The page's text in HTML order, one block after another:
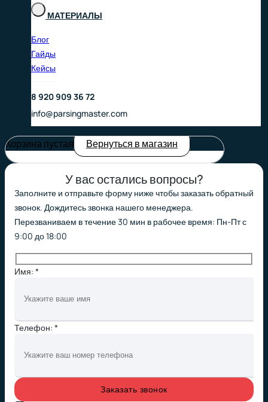
МАТЕРИАЛЫ
Блог
Гайды
Кейсы
8 920 909 36 72
info@parsingmaster.com
Корзина пустая Вернуться в магазин
У вас остались вопросы?
Заполните и отправьте форму ниже чтобы заказать обратный
звонок. Дождитесь звонка нашего менеджера.
Перезваниваем в течение 30 мин в рабочее время: Пн-Пт с
9:00 до 18:00
Имя: *
Телефон: *